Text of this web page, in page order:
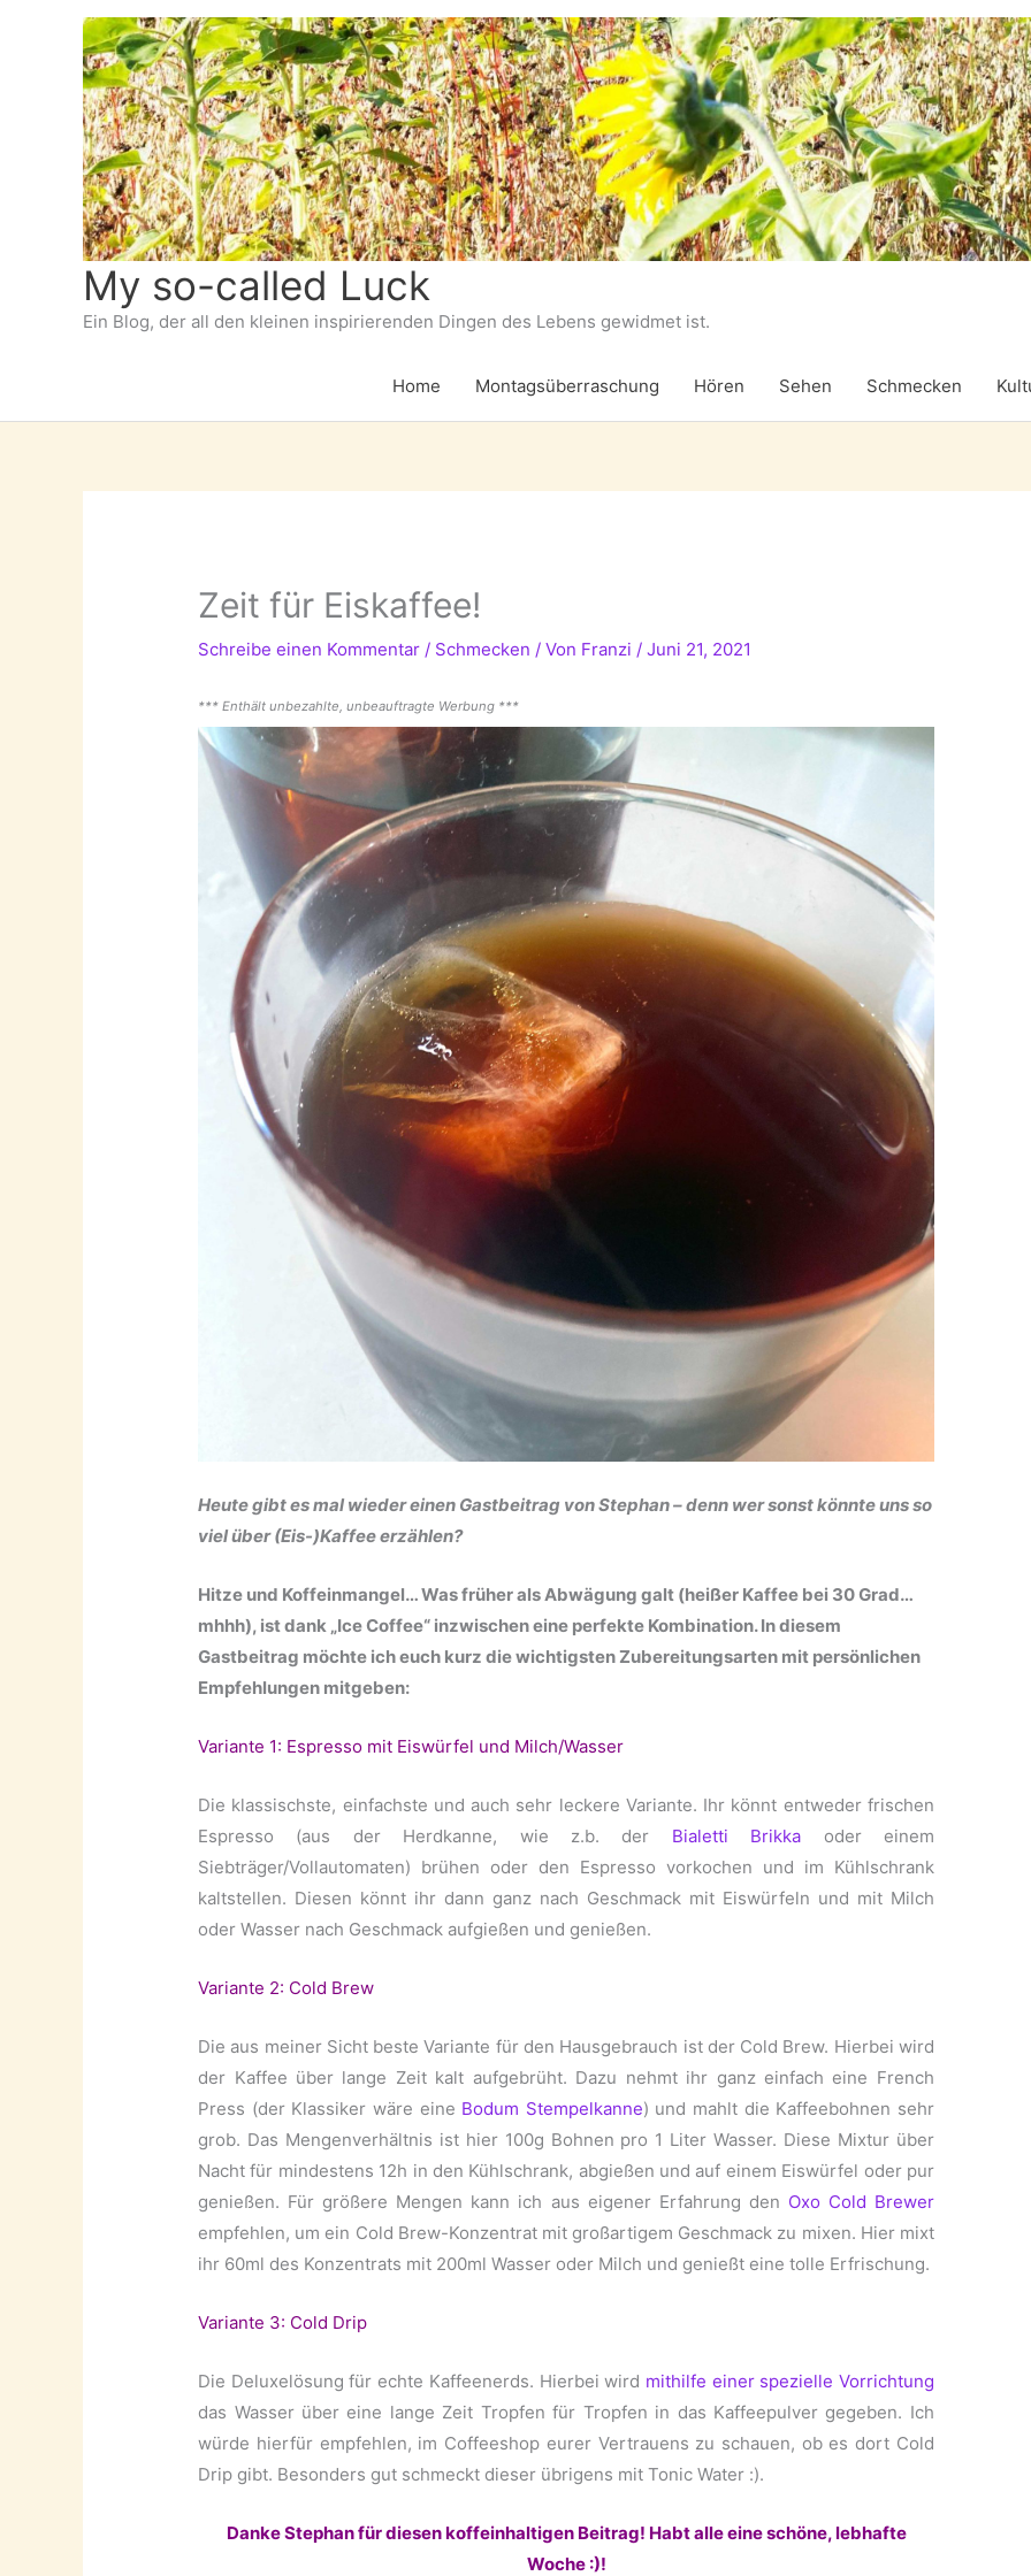
My so-called Luck
Ein Blog, der all den kleinen inspirierenden Dingen des Lebens gewidmet ist.
Home Montagsüberraschung Hören Sehen Schmecken
Zeit für Eiskaffee!
Schreibe einen Kommentar / Schmecken / Von Franzi /Juni 21, 2021
*** Enthält unbezahlte, unbeauftragte Werbung ***
Heute gibt es mal wieder einen Gastbeitrag von Stephan – denn wer sonst könnte uns so
viel über (Eis-)Kaffee erzählen?
Hitze und Koffeinmangel… Was früher als Abwägung galt (heißer Kaffee bei 30 Grad…
mhhh), ist dank „Ice Coffee“ inzwischen eine perfekte Kombination. In diesem
Gastbeitrag möchte ich euch kurz die wichtigsten Zubereitungsarten mit persönlichen
Empfehlungen mitgeben:
Variante 1: Espresso mit Eiswürfel und Milch/Wasser
Die klassischste, einfachste und auch sehr leckere Variante. Ihr könnt entweder frischen
Espresso (aus der Herdkanne, wie z.b. der Bialetti Brikka oder einem
Siebträger/Vollautomaten) brühen oder den Espresso vorkochen und im Kühlschrank
kaltstellen. Diesen könnt ihr dann ganz nach Geschmack mit Eiswürfeln und mit Milch
oder Wasser nach Geschmack aufgießen und genießen.
Variante 2: Cold Brew
Die aus meiner Sicht beste Variante für den Hausgebrauch ist der Cold Brew. Hierbei wird
der Kaffee über lange Zeit kalt aufgebrüht. Dazu nehmt ihr ganz einfach eine French
Press (der Klassiker wäre eine Bodum Stempelkanne) und mahlt die Kaffeebohnen sehr
grob. Das Mengenverhältnis ist hier 100g Bohnen pro 1 Liter Wasser. Diese Mixtur über
Nacht für mindestens 12h in den Kühlschrank, abgießen und auf einem Eiswürfel oder pur
genießen. Für größere Mengen kann ich aus eigener Erfahrung den Oxo Cold Brewer
empfehlen, um ein Cold Brew-Konzentrat mit großartigem Geschmack zu mixen. Hier mixt
ihr 60ml des Konzentrats mit 200ml Wasser oder Milch und genießt eine tolle Erfrischung.
Variante 3: Cold Drip
Die Deluxelösung für echte Kaffeenerds. Hierbei wird mithilfe einer spezielle Vorrichtung
das Wasser über eine lange Zeit Tropfen für Tropfen in das Kaffeepulver gegeben. Ich
würde hierfür empfehlen, im Coffeeshop eurer Vertrauens zu schauen, ob es dort Cold
Drip gibt. Besonders gut schmeckt dieser übrigens mit Tonic Water :).
Danke Stephan für diesen koffeinhaltigen Beitrag! Habt alle eine schöne, lebhafte
Woche :)!